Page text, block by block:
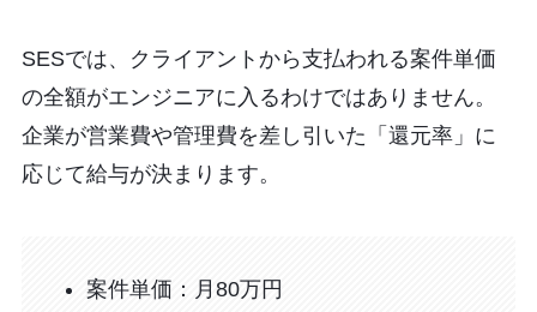
SESでは、クライアントから支払われる案件単価
の全額がエンジニアに入るわけではありません。
企業が営業費や管理費を差し引いた「還元率」に
応じて給与が決まります。
案件単価：月80万円